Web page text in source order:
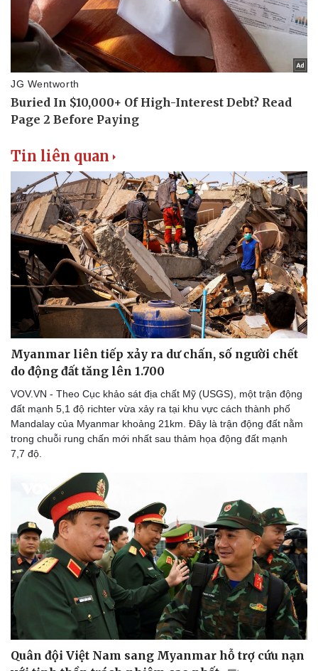
Thể thao
Bóng đá
Lịch thi đấu bóng đá
Thế giới thể thao
eSports
Hậu trường
Ô tô - Xe máy
Ô tô
Xe máy
Tư vấn
Tin liên quan
Myanmar liên tiếp xảy ra dư chấn, số người chết
do động đất tăng lên 1.700
VOV.VN - Theo Cục khảo sát địa chất Mỹ (USGS), một trận động
đất mạnh 5,1 độ richter vừa xảy ra tại khu vực cách thành phố
Mandalay của Myanmar khoảng 21km. Đây là trận động đất nằm
trong chuỗi rung chấn mới nhất sau thảm họa động đất mạnh
7,7 độ.
Quân đội Việt Nam sang Myanmar hỗ trợ cứu nạn